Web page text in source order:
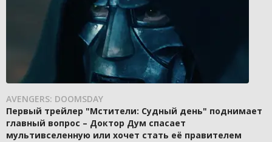
AVENGERS: DOOMSDAY
Первый трейлер "Мстители: Судный день" поднимает
главный вопрос – Доктор Дум спасает
мультивселенную или хочет стать её правителем